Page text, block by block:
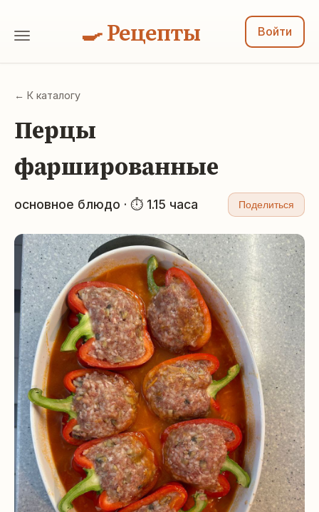
🍳 Рецепты Войти
← К каталогу
Перцы
фаршированные
основное блюдо · ⏱ 1.15 часа Поделиться